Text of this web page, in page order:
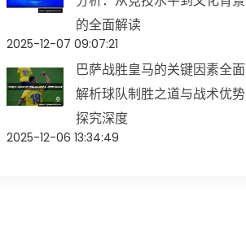
的全面解读
2025-12-07 09:07:21
巴萨战胜皇马的关键因素全面
解析球队制胜之道与战术优势
探究深度
2025-12-06 13:34:49